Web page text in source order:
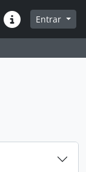
navegação
Atalhos Entrar